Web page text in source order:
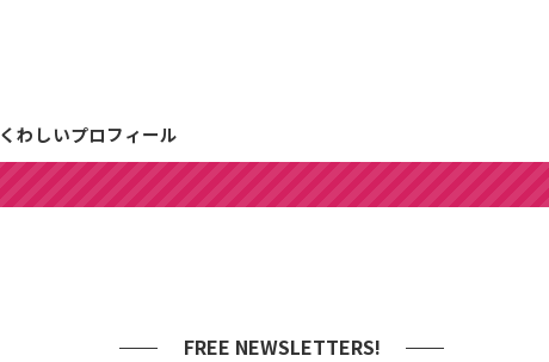
くわしいプロフィール
FREE NEWSLETTERS!